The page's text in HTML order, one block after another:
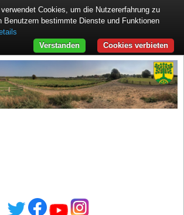
Cookies, um die Nutzererfahrung zu
Benutzern bestimmte Dienste und Funktionen
Cookies verbieten
Verstanden